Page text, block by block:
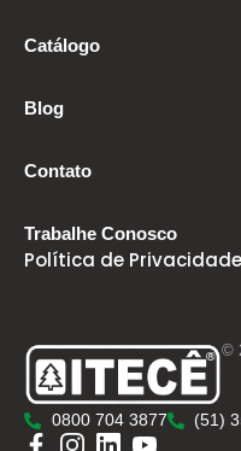
Catálogo
Blog
Contato
Trabalhe Conosco
Política de Privacidade
©
0800 704 3877 (51)